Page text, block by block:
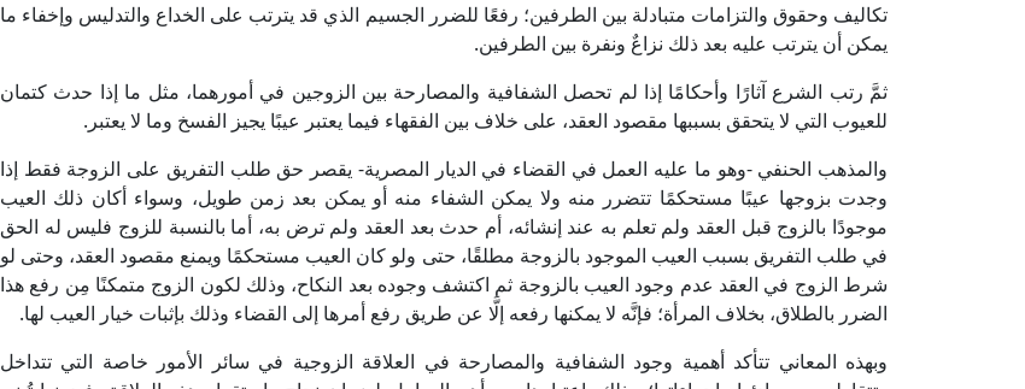
تكاليف وحقوق والتزامات متبادلة بين الطرفين؛ رفعًا للضرر الجسيم الذي قد يترتب على الخداع والتدليس وإخفاء ما
يمكن أن يترتب عليه بعد ذلك نزاعٌ ونفرة بين الطرفين.
ثمَّ رتب الشرع آثارًا وأحكامًا إذا لم تحصل الشفافية والمصارحة بين الزوجين في أمورهما، مثل ما إذا حدث كتمان
للعيوب التي لا يتحقق بسببها مقصود العقد، على خلاف بين الفقهاء فيما يعتبر عيبًا يجيز الفسخ وما لا يعتبر.
والمذهب الحنفي -وهو ما عليه العمل في القضاء في الديار المصرية- يقصر حق طلب التفريق على الزوجة فقط إذا
وجدت بزوجها عيبًا مستحكمًا تتضرر منه ولا يمكن الشفاء منه أو يمكن بعد زمن طويل، وسواء أكان ذلك العيب
موجودًا بالزوج قبل العقد ولم تعلم به عند إنشائه، أم حدث بعد العقد ولم ترض به، أما بالنسبة للزوج فليس له الحق
في طلب التفريق بسبب العيب الموجود بالزوجة مطلقًا، حتى ولو كان العيب مستحكمًا ويمنع مقصود العقد، وحتى لو
شرط الزوج في العقد عدم وجود العيب بالزوجة ثم اكتشف وجوده بعد النكاح، وذلك لكون الزوج متمكنًا مِن رفع هذا
الضرر بالطلاق، بخلاف المرأة؛ فإنَّه لا يمكنها رفعه إلَّا عن طريق رفع أمرها إلى القضاء وذلك بإثبات خيار العيب لها.
وبهذه المعاني تتأكد أهمية وجود الشفافية والمصارحة في العلاقة الزوجية في سائر الأمور خاصة التي تتداخل